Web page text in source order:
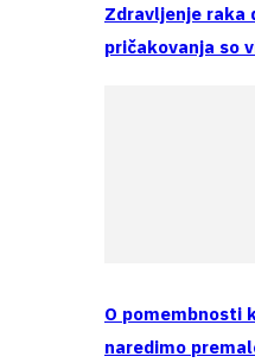
Zdravljenje raka
pričakovanja so
O pomembnosti
naredimo